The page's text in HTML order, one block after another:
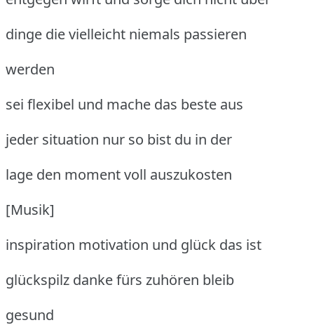
dinge die vielleicht niemals passieren
werden
sei flexibel und mache das beste aus
jeder situation nur so bist du in der
lage den moment voll auszukosten
[Musik]
inspiration motivation und glück das ist
glückspilz danke fürs zuhören bleib
gesund